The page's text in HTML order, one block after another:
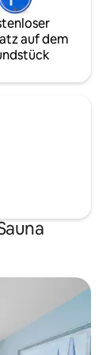
Flughafens. Es ist
auf dem